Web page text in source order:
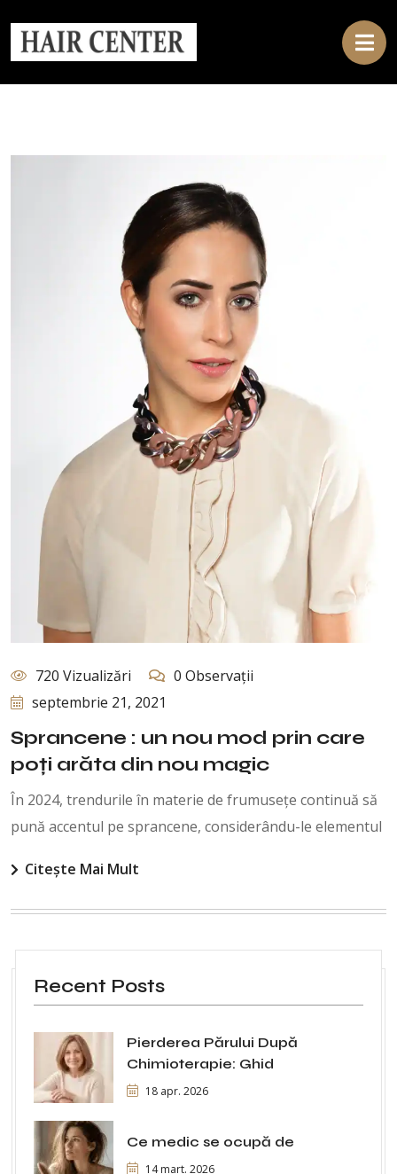
720 Vizualizări
0 Observații
septembrie 21, 2021
Sprancene : un nou mod prin care
poți arăta din nou magic
În 2024, trendurile în materie de frumusețe continuă să
pună accentul pe sprancene, considerându-le elementul
Citește Mai Mult
Recent Posts
Pierderea Părului După
Chimioterapie: Ghid
18 apr. 2026
Ce medic se ocupă de
14 mart. 2026